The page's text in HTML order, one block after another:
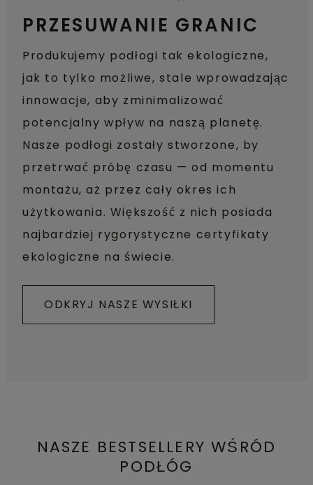
PRZESUWANIE GRANIC
Produkujemy podłogi tak ekologiczne,
jak to tylko możliwe, stale wprowadzając
innowacje, aby zminimalizować
potencjalny wpływ na naszą planetę.
Nasze podłogi zostały stworzone, by
przetrwać próbę czasu — od momentu
montażu, aż przez cały okres ich
użytkowania. Większość z nich posiada
najbardziej rygorystyczne certyfikaty
ekologiczne na świecie.
ODKRYJ NASZE WYSIŁKI
NASZE BESTSELLERY WŚRÓD
PODŁÓG